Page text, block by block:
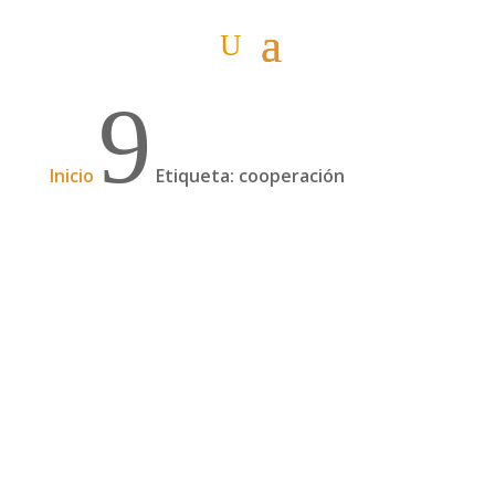
Inicio 9 Etiqueta: cooperación